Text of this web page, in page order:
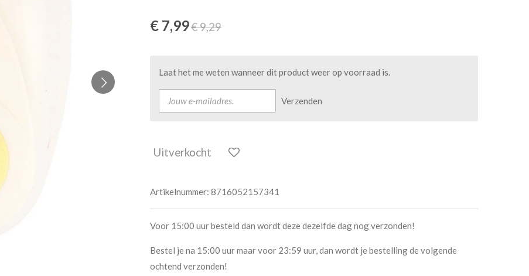
€ 7,99€ 9,29
Laat het me weten wanneer dit product weer op voorraad is.
Verzenden
Uitverkocht
Artikelnummer: 8716052157341
Voor 15:00 uur besteld dan wordt deze dezelfde dag nog verzonden!
Bestel je na 15:00 uur maar voor 23:59 uur, dan wordt je bestelling de volgende
ochtend verzonden!